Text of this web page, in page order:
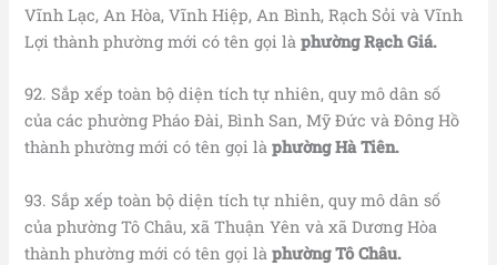
Vĩnh Lạc, An Hòa, Vĩnh Hiệp, An Bình, Rạch Sỏi và Vĩnh
Lợi thành phường mới có tên gọi làphường Rạch Giá.
92. Sắp xếp toàn bộ diện tích tự nhiên, quy mô dân số
của các phường Pháo Đài, Bình San, Mỹ Đức và Đông Hồ
thành phường mới có tên gọi làphường Hà Tiên.
93. Sắp xếp toàn bộ diện tích tự nhiên, quy mô dân số
của phường Tô Châu, xã Thuận Yên và xã Dương Hòa
thành phường mới có tên gọi làphường Tô Châu.